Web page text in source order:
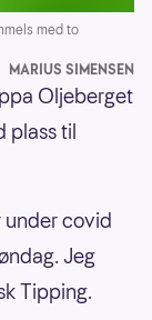
med to
MARIUS SIMENSEN
Oljeberget
plass til
under covid
Jeg
Tipping.